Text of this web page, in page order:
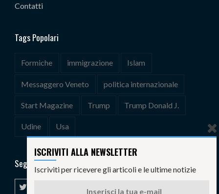
Contatti
Tags Popolari
Formiche immigrazione Islam
Messaggero Veneto politica internazionale
Start Magazine Trump Trump Donald J.
Udine Usa
Seguimi
T Y
ISCRIVITI ALLA NEWSLETTER
Iscriviti per ricevere gli articoli e le ultime notizie